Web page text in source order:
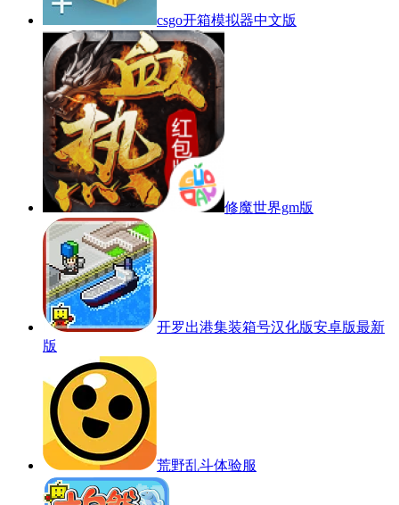
csgo开箱模拟器中文版
修魔世界gm版
开罗出港集装箱号汉化版安卓版最新
版
荒野乱斗体验服